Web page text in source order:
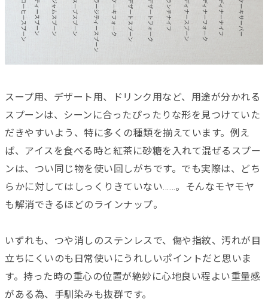
スープ用、デザート用、ドリンク用など、用途が分かれる
スプーンは、シーンに合ったぴったりな形を見つけていた
だきやすいよう、特に多くの種類を揃えています。例え
ば、アイスを食べる時と紅茶に砂糖を入れて混ぜるスプー
ンは、つい同じ物を使い回しがちです。でも実際は、どち
らかに対してはしっくりきていない……。そんなモヤモヤ
も解消できるほどのラインナップ。
いずれも、つや消しのステンレスで、傷や指紋、汚れが目
立ちにくいのも日常使いにうれしいポイントだと思いま
す。持った時の重心の位置が絶妙に心地良い程よい重量感
がある為、手馴染みも抜群です。